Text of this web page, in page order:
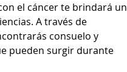
el cáncer te brindará un
A través de
consuelo y
pueden surgir durante